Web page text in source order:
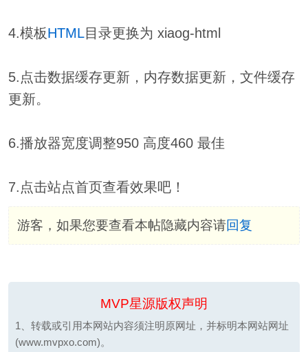
4.模板HTML目录更换为 xiaog-html
5.点击数据缓存更新，内存数据更新，文件缓存
更新。
6.播放器宽度调整950 高度460 最佳
7.点击站点首页查看效果吧！
游客，如果您要查看本帖隐藏内容请回复
MVP星源版权声明
1、转载或引用本网站内容须注明原网址，并标明本网站网址
(www.mvpxo.com)。